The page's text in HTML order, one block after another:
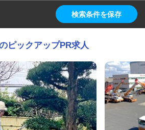
検索条件を保存
ピックアップPR求人